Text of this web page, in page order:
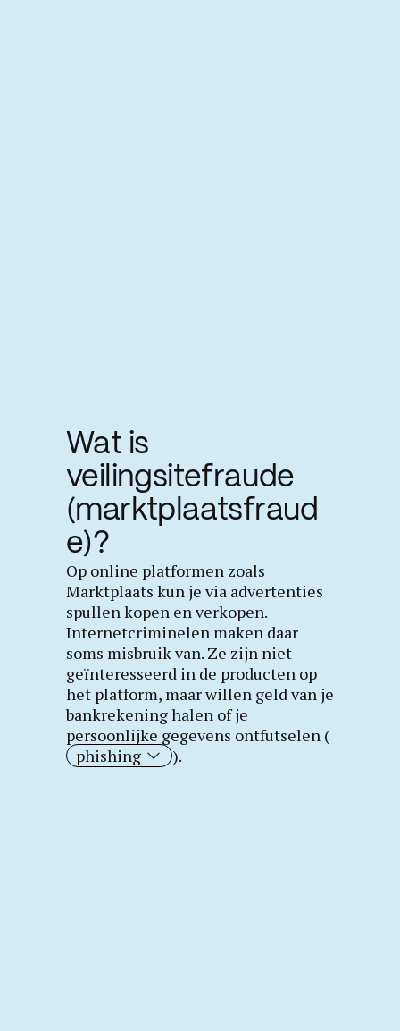
Wat is
veilingsitefraude
(marktplaatsfraud
e)?
Op online platformen zoals
Marktplaats kun je via advertenties
spullen kopen en verkopen.
Internetcriminelen maken daar
soms misbruik van. Ze zijn niet
geïnteresseerd in de producten op
het platform, maar willen geld van je
bankrekening halen of je
persoonlijke gegevens ontfutselen (
phishing
).